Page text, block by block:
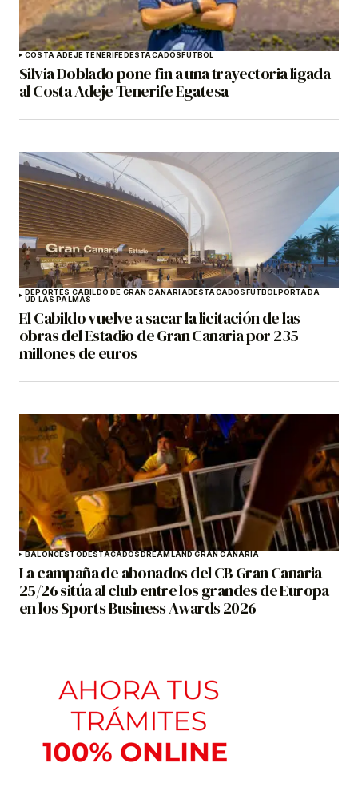
COSTA ADEJE TENERIFEDESTACADOSFÚTBOL
Silvia Doblado pone fin a una trayectoria ligada
al Costa Adeje Tenerife Egatesa
DEPORTES CABILDO DE GRAN CANARIADESTACADOSFÚTBOLPORTADA
UD LAS PALMAS
El Cabildo vuelve a sacar la licitación de las
obras del Estadio de Gran Canaria por 235
millones de euros
BALONCESTODESTACADOSDREAMLAND GRAN CANARIA
La campaña de abonados del CB Gran Canaria
25/26 sitúa al club entre los grandes de Europa
en los Sports Business Awards 2026